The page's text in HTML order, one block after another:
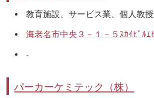
教育施設、サービス業、個人教
海老名市中央３－１－５ｽｶｲﾋﾞﾙ
-
パーカーケミテック（株）